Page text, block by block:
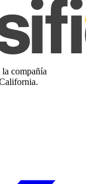
compañía